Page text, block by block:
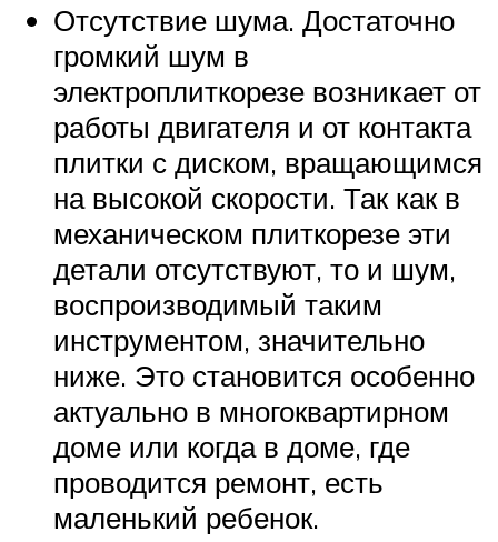
Отсутствие шума. Достаточно
громкий шум в
электроплиткорезе возникает от
работы двигателя и от контакта
плитки с диском, вращающимся
на высокой скорости. Так как в
механическом плиткорезе эти
детали отсутствуют, то и шум,
воспроизводимый таким
инструментом, значительно
ниже. Это становится особенно
актуально в многоквартирном
доме или когда в доме, где
проводится ремонт, есть
маленький ребенок.